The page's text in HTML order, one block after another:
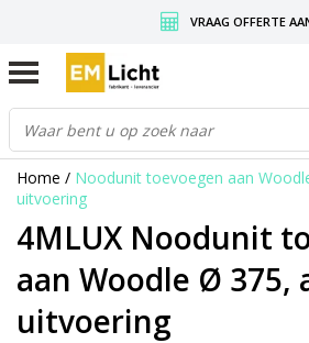
VRAAG OFFERTE
GRATIS VERZENDING BOVEN
WEDERVERKOPERS KRIJGEN ALTIJD
Home / Noodunit toevoegen aan
uitvoering
4MLUX Noodunit
aan Woodle Ø 375,
uitvoering